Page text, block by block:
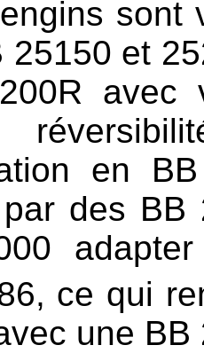
sont
25150 et
avec
en
par des
ce qui
une BB